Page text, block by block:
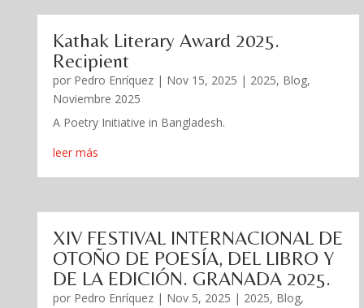
Kathak Literary Award 2025.
Recipient
por Pedro Enríquez| Nov 15, 2025 | 2025, Blog,
Noviembre 2025
A Poetry Initiative in Bangladesh.
leer más
XIV FESTIVAL INTERNACIONAL DE
OTOÑO DE POESÍA, DEL LIBRO Y
DE LA EDICIÓN. GRANADA 2025.
por Pedro Enríquez| Nov 5, 2025 | 2025, Blog,